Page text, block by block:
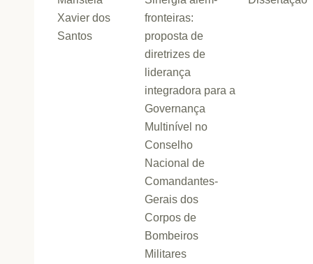
Xavier dos
Santos
fronteiras:
proposta de
diretrizes de
liderança
integradora para a
Governança
Multinível no
Conselho
Nacional de
Comandantes-
Gerais dos
Corpos de
Bombeiros
Militares